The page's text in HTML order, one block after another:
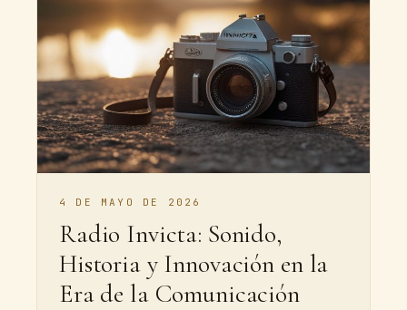
4 DE MAYO DE 2026
Radio Invicta: Sonido,
Historia y Innovación en la
Era de la Comunicación